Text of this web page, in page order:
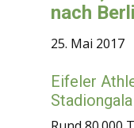
nach
25. Mai 2017
Eifeler